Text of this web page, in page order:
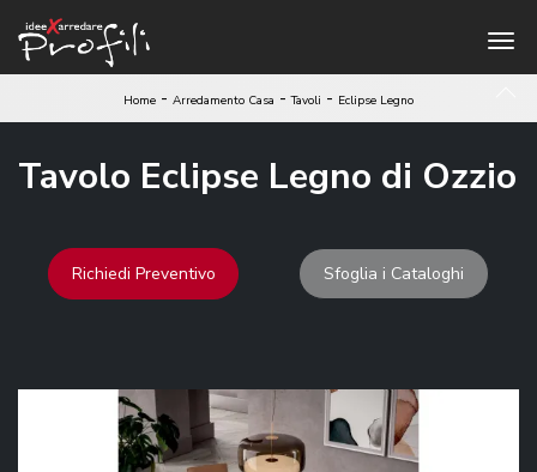
Home - Arredamento Casa -Tavoli - Eclipse Legno
Tavolo Eclipse Legno di Ozzio
Richiedi Preventivo Sfoglia i Cataloghi